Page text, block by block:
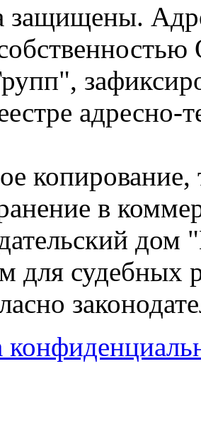
защищены.
адресно-
в
дом
для судебных